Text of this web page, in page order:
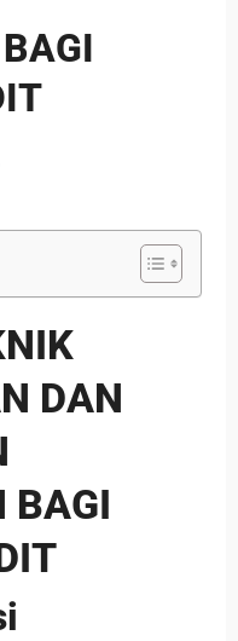
DAN
BAGI